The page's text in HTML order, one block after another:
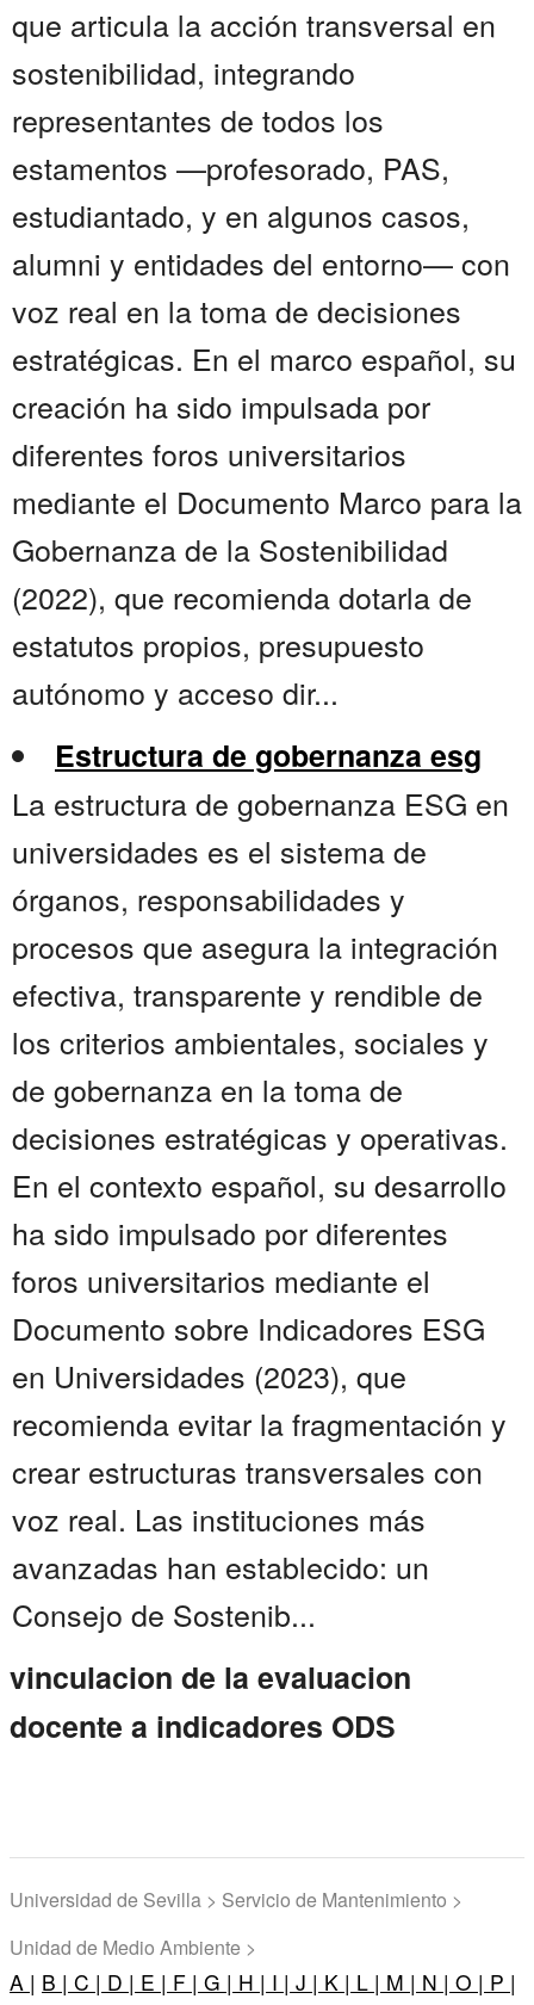
que articula la acción transversal en
sostenibilidad, integrando
representantes de todos los
estamentos —profesorado, PAS,
estudiantado, y en algunos casos,
alumni y entidades del entorno— con
voz real en la toma de decisiones
estratégicas. En el marco español, su
creación ha sido impulsada por
diferentes foros universitarios
mediante el Documento Marco para la
Gobernanza de la Sostenibilidad
(2022), que recomienda dotarla de
estatutos propios, presupuesto
autónomo y acceso dir...
Estructura de gobernanza esg
La estructura de gobernanza ESG en
universidades es el sistema de
órganos, responsabilidades y
procesos que asegura la integración
efectiva, transparente y rendible de
los criterios ambientales, sociales y
de gobernanza en la toma de
decisiones estratégicas y operativas.
En el contexto español, su desarrollo
ha sido impulsado por diferentes
foros universitarios mediante el
Documento sobre Indicadores ESG
en Universidades (2023), que
recomienda evitar la fragmentación y
crear estructuras transversales con
voz real. Las instituciones más
avanzadas han establecido: un
Consejo de Sostenib...
vinculacion de la evaluacion
docente a indicadores ODS
Universidad de Sevilla > Servicio de Mantenimiento >
Unidad de Medio Ambiente >
A | B | C | D | E | F | G | H | I | J | K | L | M | N | O | P |